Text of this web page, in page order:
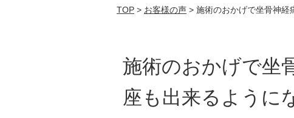
TOP > お客様の声 > 施術のおかげで坐骨神経
施術のおかげで坐
座も出来るように